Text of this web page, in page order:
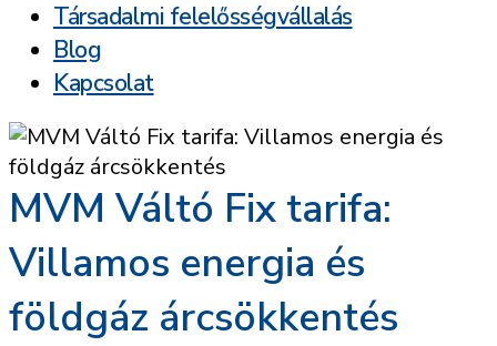
Társadalmi felelősségvállalás
Blog
Kapcsolat
MVM Váltó Fix tarifa:
Villamos energia és
földgáz árcsökkentés